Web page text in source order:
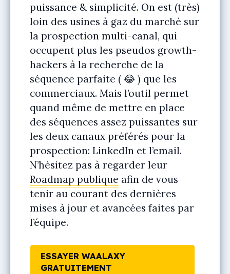
puissance & simplicité. On est (très)
loin des usines à gaz du marché sur
la prospection multi-canal, qui
occupent plus les pseudos growth-
hackers à la recherche de la
séquence parfaite ( 😂 ) que les
commerciaux. Mais l’outil permet
quand même de mettre en place
des séquences assez puissantes sur
les deux canaux préférés pour la
prospection: LinkedIn et l’email.
N’hésitez pas à regarder leur
Roadmap publique afin de vous
tenir au courant des dernières
mises à jour et avancées faites par
l’équipe.
ESSAYER WAALAXY
GRATUITEMENT